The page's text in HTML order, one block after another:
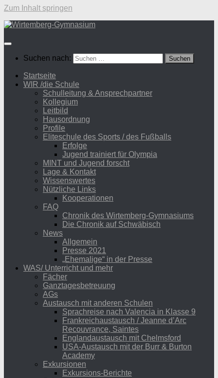
Zum Inhalt springen
Suchen nach:
Startseite
WIR /die Schule
Schulleitung & Ansprechpartner
Kollegium
Leitbild
Hausordnung
Profile
Eliteschule des Sports / des Fußballs
Erfolge
Jugend trainiert für Olympia
MINT und Jugend forscht
Lage & Kontakt
Wissenswertes
Nützliche Links
Kooperationen
FAQ
Chronik des Wirtemberg-Gymnasiums
Die Chronik auf Schwäbisch
News
Allgemein
Presse 2021
„Ehemalige“ in der Presse
WAS/ Unterricht und mehr
Fächer
Ganztagesbetreuung
AGs
Austausch mit anderen Schulen
Sprachreise nach Valencia in Klasse 9
Frankreichaustausch / Jeanne d’Arc
Recouvrance, Saintes
Englandaustausch mit Chelmsford
USA-Austausch mit der Burr & Burton
Academy
Exkursionen
Exkursions-Berichte